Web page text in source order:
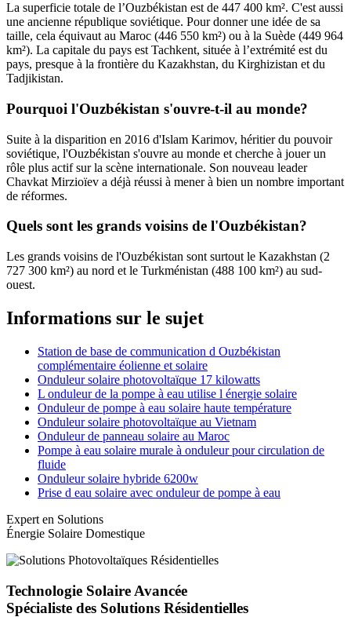
La superficie totale de l’Ouzbékistan est de 447 400 km². C'est aussi
une ancienne république soviétique. Pour donner une idée de sa
taille, cela équivaut au Maroc (446 550 km²) ou à la Suède (449 964
km²). La capitale du pays est Tachkent, située à l’extrémité est du
pays, presque à la frontière du Kazakhstan, du Kirghizistan et du
Tadjikistan.
Pourquoi l'Ouzbékistan s'ouvre-t-il au monde?
Suite à la disparition en 2016 d'Islam Karimov, héritier du pouvoir
soviétique, l'Ouzbékistan s'ouvre au monde et cherche à jouer un
rôle plus actif sur la scène internationale. Son nouveau leader
Chavkat Mirzioïev a déjà réussi à mener à bien un nombre important
de réformes.
Quels sont les grands voisins de l'Ouzbékistan?
Les grands voisins de l'Ouzbékistan sont surtout le Kazakhstan (2
727 300 km²) au nord et le Turkménistan (488 100 km²) au sud-
ouest.
Informations sur le sujet
Station de base de communication d Ouzbékistan
complémentaire éolienne et solaire
Onduleur solaire photovoltaïque 17 kilowatts
L onduleur de la pompe à eau utilise l énergie solaire
Onduleur de pompe à eau solaire haute température
Onduleur solaire photovoltaïque au Vietnam
Onduleur de panneau solaire au Maroc
Pompe à eau solaire murale à onduleur pour circulation de
fluide
Onduleur solaire hybride 6200w
Prise d eau solaire avec onduleur de pompe à eau
Expert en Solutions
Énergie Solaire Domestique
Technologie Solaire Avancée
Spécialiste des Solutions Résidentielles